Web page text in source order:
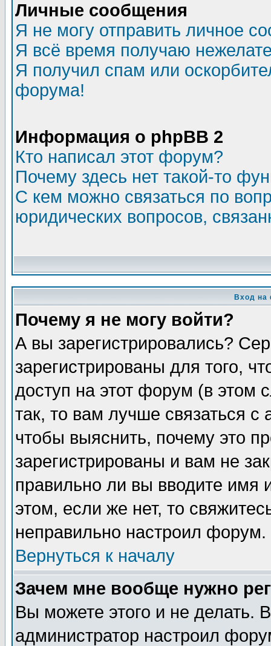
Личные сообщения
Я не могу отправить личное
Я всё время получаю
Я получил спам или
форума!
Информация о phpBB 2
Кто написал этот форум?
Почему здесь нет такой-то
С кем можно связаться по
юридических вопросов,
Вход на
Почему я не могу войти?
А вы зарегистрировались?
зарегистрированы для того,
доступ на этот форум (в этом
так, то вам лучше связаться
чтобы выяснить, почему это
зарегистрированы и вам не
правильно ли вы вводите
этом, если же нет, то
неправильно настроил форум.
Вернуться к началу
Зачем мне вообще нужно
Вы можете этого и не делать.
администратор настроил